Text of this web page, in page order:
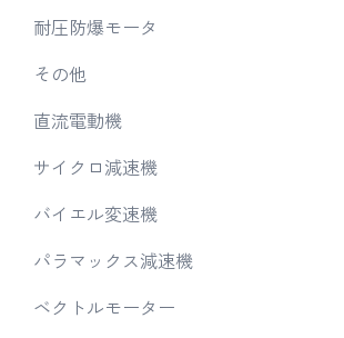
耐圧防爆モータ
その他
直流電動機
サイクロ減速機
バイエル変速機
パラマックス減速機
ベクトルモーター